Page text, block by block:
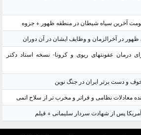
آخرین سپاه شیطان در منطقه ظهور + جزوه
در آخرالزمان و وظایف ایشان در آن دوران
عفونتهای ریوی و کرونا- نسخه استاد دکتر
و دست برتر ایران در جنگ نوین
معادلات نظامی و فراتر و مخرب تر از سلاح اتمی
آمریکا پس از شهادت سردار سلیمانی + فیلم